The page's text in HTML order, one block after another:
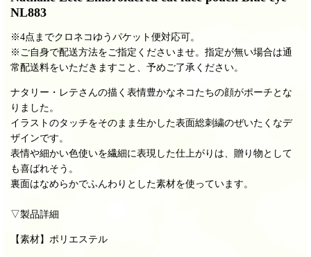
NL883
※4点までクロネコゆうパケット便対応可。
※ご自身で配送方法をご指定くださいませ。指定が無い場合は通
常配送料をいただきますこと、予めご了承ください。
ナタリー・レテさんの描く表情豊かなネコたちの顔がポーチとな
りました。
イラストのタッチをそのまま生かした表面総刺繍のぜいたくなデ
ザインです。
表情や細かい色使いを繊細に表現した仕上がりは、贈り物として
も喜ばれそう。
裏面はなめらかでふんわりとした素材を使っています。
▽製品詳細
【素材】ポリエステル